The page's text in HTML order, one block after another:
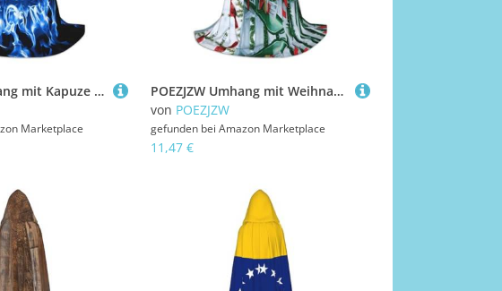
POEZJZW Umhang mit Kapuze für Herren und Damen, mit blauem Feuermuster, Umhang mit Kapuze, Renaissance, Halloween, Hexenkostüm, Zauberer-Umhang, Größe S
Marketplace
POEZJZW Umhang mit Weihnachtsbriefkasten und Geschenk-Muster, für Herren und Damen, Umhang mit Kapuze, Umhang für Erwachsene, Renaissance, Halloween, Hexenkostüm, Zauberer-Umhang, Größe S
von POEZJZW
gefunden bei Amazon Marketplace
11,47 €